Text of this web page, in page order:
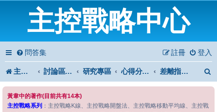
主控戰略中心
問答集 登入
註冊
主控戰略中心 討論區首頁 研究專區 心得分享專區 差離指標網聚
黃韋中的著作(目前共有14本)
主控戰略系列 ：主控戰略K線、主控戰略開盤法、主控戰略移動平均線、主控戰